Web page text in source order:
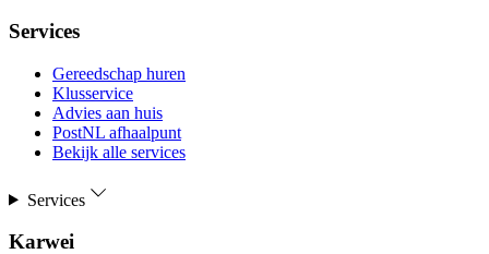
Services
Gereedschap huren
Klusservice
Advies aan huis
PostNL afhaalpunt
Bekijk alle services
Services
Karwei